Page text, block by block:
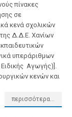
πίνακες
σε
κενά σχολικών
Δ.Δ.Ε. Χανίων
υπεράριθμων
Αγωγής)].
κενών και
περισσότερα...